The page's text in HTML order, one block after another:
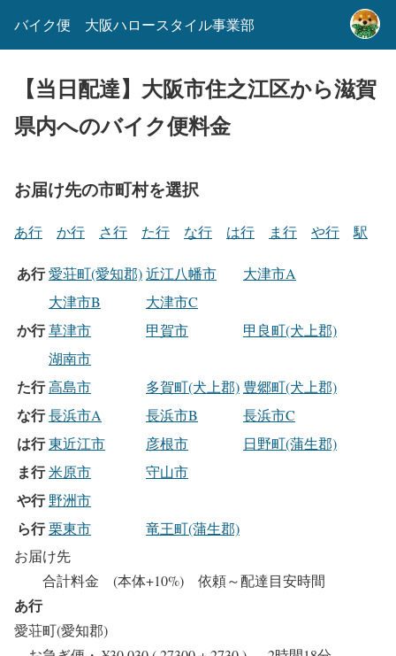
バイク便 大阪ハロースタイル事業部
【当日配達】大阪市住之江区から滋賀
県内へのバイク便料金
お届け先の市町村を選択
あ行 か行 さ行 た行 な行 は行 ま行 や行 駅
あ行愛荘町(愛知郡)近江八幡市
大津市A
大津市B
大津市C
か行草津市 甲賀市
甲良町(犬上郡)
湖南市
た行高島市 多賀町(犬上郡) 豊郷町(犬上郡)
な行長浜市A 長浜市B 長浜市C
は行東近江市 彦根市 日野町(蒲生郡)
ま行米原市 守山市
や行野洲市
ら行栗東市
竜王町(蒲生郡)
お届け先
合計料金 (本体+10%) 依頼～配達目安時間
あ行
愛荘町(愛知郡)